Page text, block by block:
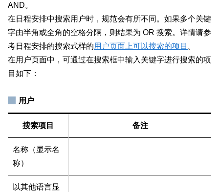
AND。
在日程安排中搜索用户时，规范会有所不同。如果多个关键
字由半角或全角的空格分隔，则结果为 OR 搜索。详情请参
考日程安排的搜索式样的用户页面上可以搜索的项目 。
在用户页面中，可通过在搜索框中输入关键字进行搜索的项
目如下：
用户
搜索项目 备注
名称（显示名
称）
以其他语言显